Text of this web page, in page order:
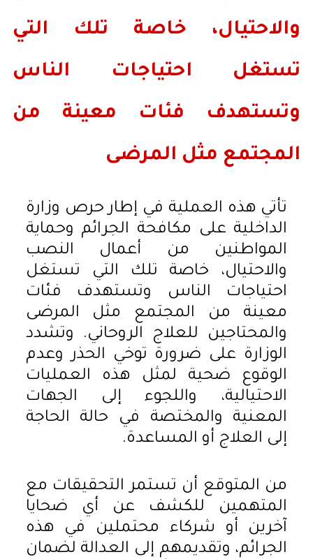
والاحتيال، خاصة تلك التي
تستغل احتياجات الناس
وتستهدف فئات معينة من
المجتمع مثل المرضى
تأتي هذه العملية في إطار حرص وزارة
الداخلية على مكافحة الجرائم وحماية
المواطنين من أعمال النصب
والاحتيال، خاصة تلك التي تستغل
احتياجات الناس وتستهدف فئات
معينة من المجتمع مثل المرضى
والمحتاجين للعلاج الروحاني. وتشدد
الوزارة على ضرورة توخي الحذر وعدم
الوقوع ضحية لمثل هذه العمليات
الاحتيالية، واللجوء إلى الجهات
المعنية والمختصة في حالة الحاجة
إلى العلاج أو المساعدة.
من المتوقع أن تستمر التحقيقات مع
المتهمين للكشف عن أي ضحايا
آخرين أو شركاء محتملين في هذه
الجرائم، وتقديمهم إلى العدالة لضمان